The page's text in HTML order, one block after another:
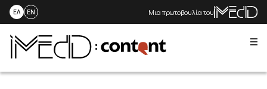
Skip
ΕΛ EN Μια πρωτοβουλία του